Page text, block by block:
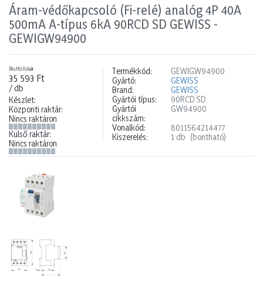
Áram-védőkapcsoló (Fi-relé) analóg 4P 40A
500mA A-típus 6kA 90RCD SD GEWISS -
GEWIGW94900
Bruttó listaár
35 593 Ft
/ db
Készlet:
Központi raktár:
Nincs raktáron
Külső raktár:
Nincs raktáron
Termékkód:
GEWIGW94900
Gyártó:
GEWISS
Brand:
GEWISS
Gyártói típus:
90RCD SD
Gyártói
cikkszám:
GW94900
Vonalkód:
8011564214477
Kiszerelés:
1 db (bontható)